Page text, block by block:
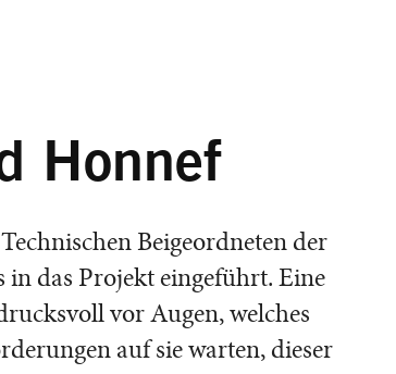
Honnef
Beigeordneten der
in das Projekt eingeführt. Eine
vor Augen, welches
auf sie warten, dieser